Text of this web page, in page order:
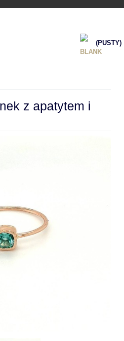
(PUSTY)
z apatytem i